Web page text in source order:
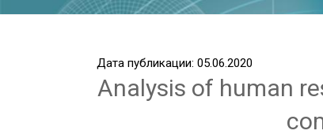
Дата публикации: 05.06.2020
Analysis of human